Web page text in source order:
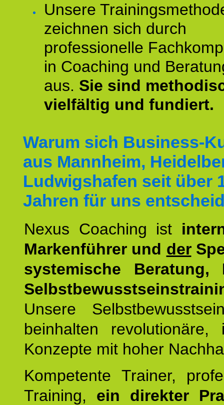
Unsere
zeichnen sich durch
professionelle
in Coaching und
aus. Sie sind
vielfältig und fundiert.
Warum sich Business-
aus Mannheim,
Ludwigshafen seit über
Jahren für uns
Nexus Coaching ist
Markenführer und der
systemische Beratung,
Unsere
beinhalten revolutionäre,
Konzepte mit hoher
Kompetente Trainer,
Training, ein direkter